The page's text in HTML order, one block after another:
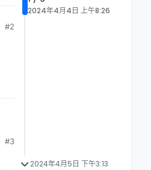
#2
#3
2024年4月4日 上午8:26
2024年4月5日 下午3:13